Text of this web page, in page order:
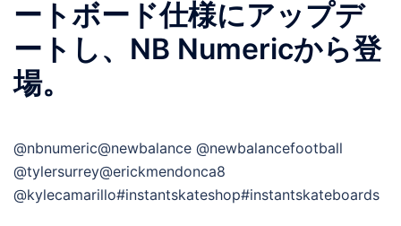
ートボード仕様にアップデ
ートし、NB Numericから登
場。
@nbnumeric@newbalance @newbalancefootball
@tylersurrey@erickmendonca8
@kylecamarillo#instantskateshop#instantskateboards